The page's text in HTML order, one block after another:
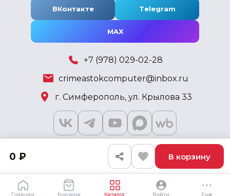
Главная Корзина Каталог Войти Ещё
0 ₽ В корзину
ВКонтакте Telegram
MAX
+7 (978) 029-02-28
crimeastokcomputer@inbox.ru
г. Симферополь, ул. Крылова 33
2018 - 2026 © KSKSHOP.RU